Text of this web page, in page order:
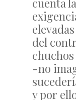
cuenta
del
-no
y por